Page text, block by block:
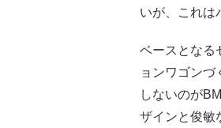
いが、これは
ベースとなる
ョンワゴン
しないのが
ザインと俊敏